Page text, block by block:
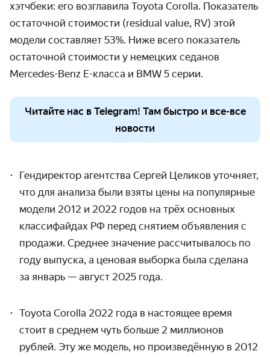
хэтчбеки: его возглавила Toyota Corolla. Показатель
остаточной стоимости (residual value, RV) этой
модели составляет 53%. Ниже всего показатель
остаточной стоимости у немецких седанов
Mercedes-Benz E-класса и BMW 5 серии.
Читайте нас в Telegram! Там быстро и все-все
новости
Гендиректор агентства Сергей Целиков уточняет,
что для анализа были взяты цены на популярные
модели 2012 и 2022 годов на трёх основных
классифайдах РФ перед снятием объявления с
продажи. Среднее значение рассчитывалось по
году выпуска, а ценовая выборка была сделана
за январь — август 2025 года.
Toyota Corolla 2022 года в настоящее время
стоит в среднем чуть больше 2 миллионов
рублей. Эту же модель, но произведённую в 2012